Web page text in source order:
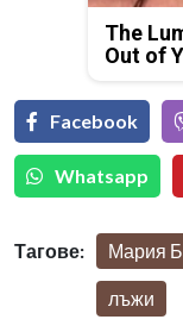
The
Out of
Facebook
Whatsapp
Тагове: Мария
лъжи